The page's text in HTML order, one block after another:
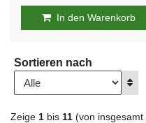
In den Warenkorb
Sortieren nach
Zeige 1 bis 11 (von insgesamt